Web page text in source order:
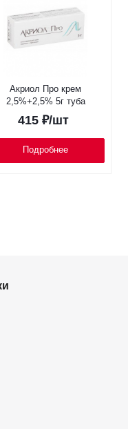
Акриол Про крем
2,5%+2,5% 5г туба
415₽/шт
Подробнее